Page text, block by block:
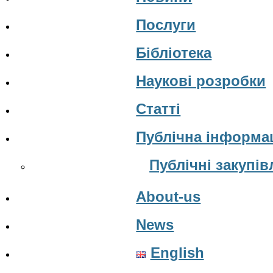
Послуги
Бібліотека
Наукові розробки
Статті
Публічна
Публічні
About-us
News
English